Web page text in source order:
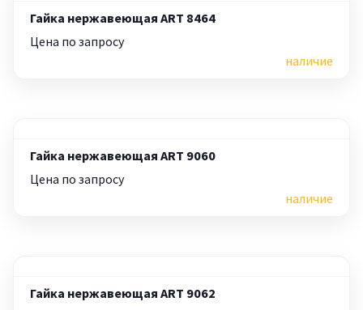
Гайка нержавеющая ART 8464
Цена по запросу
наличие
Гайка нержавеющая ART 9060
Цена по запросу
наличие
Гайка нержавеющая ART 9062